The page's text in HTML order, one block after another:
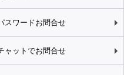
スワードお問合せ
ャットでお問合せ